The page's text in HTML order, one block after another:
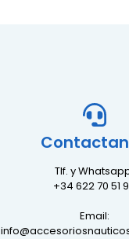
Tlf. y
+34 622 70 51
Email: